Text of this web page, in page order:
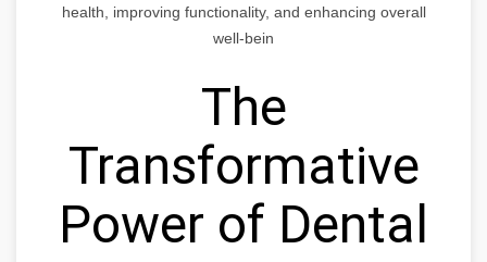
health, improving functionality, and enhancing overall
well-bein
The
Transformative
Power of Dental